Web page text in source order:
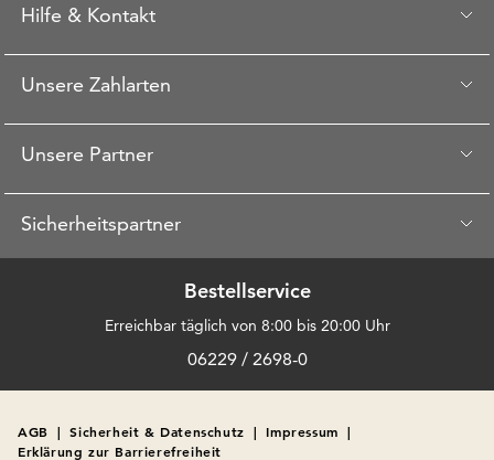
Hilfe & Kontakt
Unsere Zahlarten
Unsere Partner
Sicherheitspartner
Bestellservice
Erreichbar täglich von 8:00 bis 20:00 Uhr
06229 / 2698-0
AGB | Sicherheit & Datenschutz | Impressum |
Erklärung zur Barrierefreiheit